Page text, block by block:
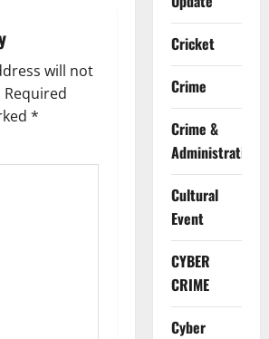
will not
Required
*
Cricket
Crime
Crime &
Administration
Cultural
Event
CYBER
CRIME
Cyber